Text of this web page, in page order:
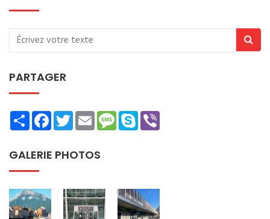
PARTAGER
ShareFacebookTwitterEmailMessage
Skype
GALERIE PHOTOS